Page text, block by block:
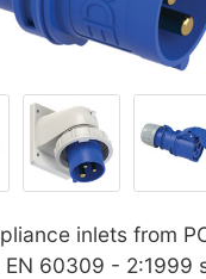
inlets from
EN 60309 - 2:1999